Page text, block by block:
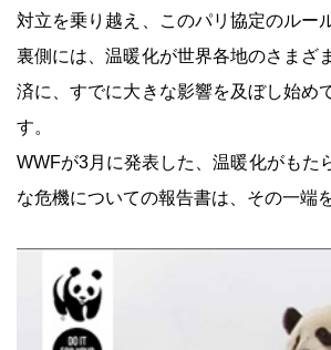
対立を乗り越え、このパリ協定のルー
裏側には、温暖化が世界各地のさまざ
済に、すでに大きな影響を及ぼし始め
す。
WWFが3月に発表した、温暖化がもた
な危機についての報告書は、その一端